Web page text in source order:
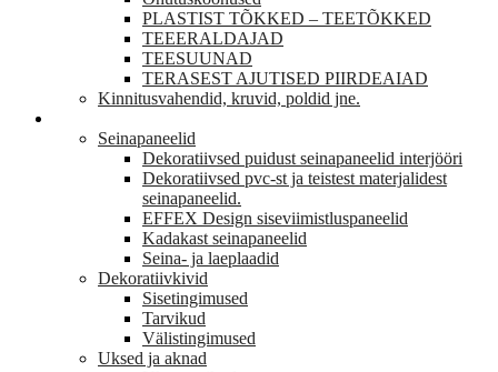
PLASTIST TÕKKED – TEETÕKKED
TEEERALDAJAD
TEESUUNAD
TERASEST AJUTISED PIIRDEAIAD
Kinnitusvahendid, kruvid, poldid jne.
Seinapaneelid
Dekoratiivsed puidust seinapaneelid interjööri
Dekoratiivsed pvc-st ja teistest materjalidest
seinapaneelid.
EFFEX Design siseviimistluspaneelid
Kadakast seinapaneelid
Seina- ja laeplaadid
Dekoratiivkivid
Sisetingimused
Tarvikud
Välistingimused
Uksed ja aknad